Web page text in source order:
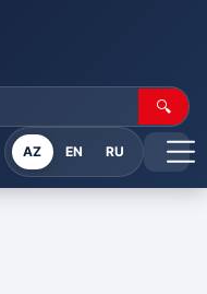
🔍
AZ EN RU